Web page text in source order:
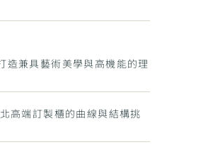
造兼具藝術美學與高機能的理
高端訂製櫃的曲線與結構挑